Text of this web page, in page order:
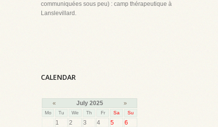
communiquées sous peu) : camp thérapeutique à
Lanslevillard.
CALENDAR
« July 2025 »
Mo Tu We Th Fr Sa Su
1 2 3 4 5
6